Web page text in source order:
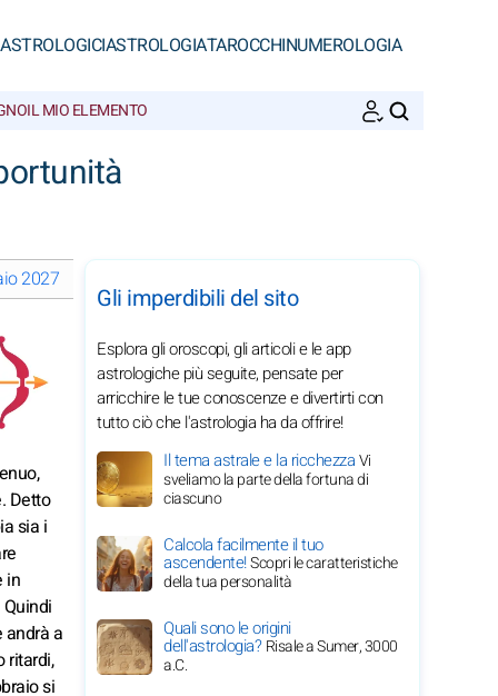
ASTROLOGIATAROCCHINUMEROLOGIA
IL MIO ELEMENTO
2027
Detto
sia i
in
andrà a
ritardi,
si
Gli imperdibili del sito
Esplora gli oroscopi, gli articoli e le app
astrologiche più seguite, pensate per
arricchire le tue conoscenze e divertirti con
tutto ciò che l'astrologia ha da offrire!
Il tema astrale e la ricchezzaVi
sveliamo la parte della fortuna di
ciascuno
Calcola facilmente il tuo
ascendente!Scopri le caratteristiche
della tua personalità
Quali sono le origini
dell'astrologia?Risale a Sumer, 3000
a.C.